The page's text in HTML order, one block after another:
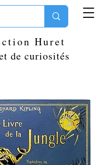
Huret
de curiosités